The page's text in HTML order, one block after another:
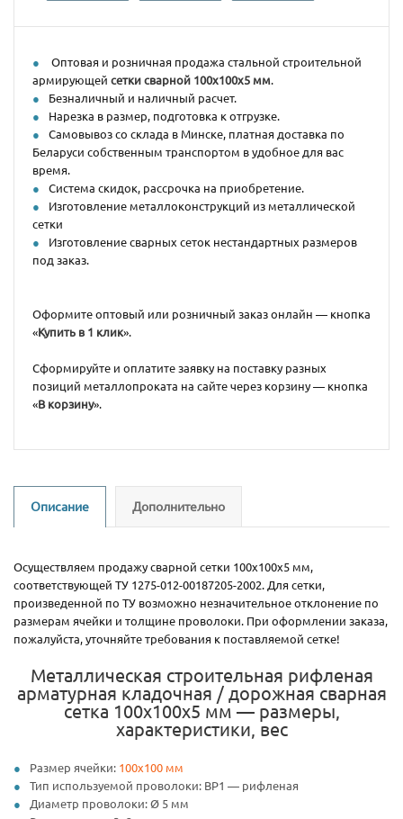
Оптовая и розничная продажа стальной строительной
армирующей сетки сварной 100x100x5 мм.
Безналичный и наличный расчет.
Нарезка в размер, подготовка к отгрузке.
Самовывоз со склада в Минске, платная доставка по
Беларуси собственным транспортом в удобное для вас
время.
Система скидок, рассрочка на приобретение.
Изготовление металлоконструкций из металлической
сетки
Изготовление сварных сеток нестандартных размеров
под заказ.
Оформите оптовый или розничный заказ онлайн — кнопка
«Купить в 1 клик».
Сформируйте и оплатите заявку на поставку разных
позиций металлопроката на сайте через корзину — кнопка
«В корзину».
Описание Дополнительно
Осуществляем продажу сварной сетки 100х100х5 мм,
соответствующей ТУ 1275-012-00187205-2002. Для сетки,
произведенной по ТУ возможно незначительное отклонение по
размерам ячейки и толщине проволоки. При оформлении заказа,
пожалуйста, уточняйте требования к поставляемой сетке!
Металлическая строительная рифленая
арматурная кладочная / дорожная сварная
сетка 100х100х5 мм — размеры,
характеристики, вес
Размер ячейки: 100х100 мм
Тип используемой проволоки: ВР1 — рифленая
Диаметр проволоки: Ø 5 мм